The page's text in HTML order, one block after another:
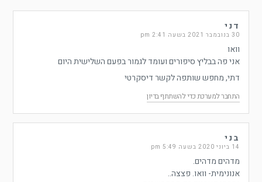
דני
30 בנובמבר 2021 בשעה 2:41 pm
וואו
אני פה בבליץ סיפורים ועומד לגמור בפעם השלישית היום
דתי, מחפש שותפה לקשר דיסקרטי
התחבר למערכת כדי להשתתף בדיון
בני
14 ביוני 2020 בשעה 5:49 pm
מדהים מדהים.
אנונימית- וואו. פצצה..